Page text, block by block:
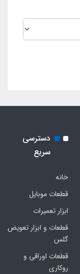
دسترسی
سریع
خانه
قطعات موبایل
ابزار تعمیرات
قطعات و ابزار تعویض
گلس
قطعات اوراقی و
روکاری